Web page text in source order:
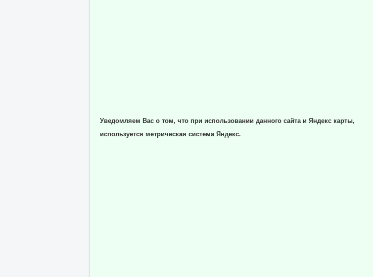
Уведомляем Вас о том, что при использовании данного сайта и Яндекс карты,
используется метрическая система Яндекс.